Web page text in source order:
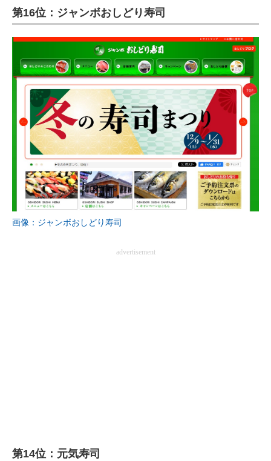
第16位：ジャンボおしどり寿司
画像：ジャンボおしどり寿司
advertisement
第14位：元気寿司